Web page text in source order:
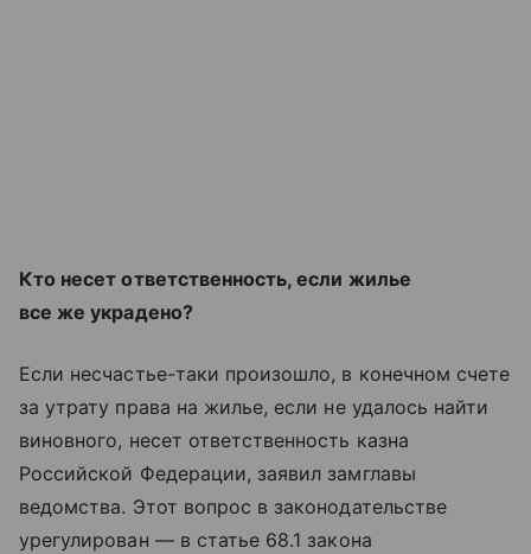
Кто несет ответственность, если жилье
все же украдено?
Если несчастье-таки произошло, в конечном счете
за утрату права на жилье, если не удалось найти
виновного, несет ответственность казна
Российской Федерации, заявил замглавы
ведомства. Этот вопрос в законодательстве
урегулирован — в статье 68.1 закона